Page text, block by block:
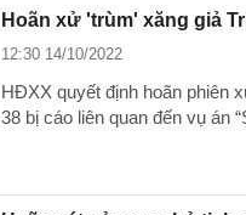
Hoãn xử 'trùm' xăng giả
12:30 14/10/2022
HĐXX quyết định hoãn phiên
38 bị cáo liên quan đến vụ án